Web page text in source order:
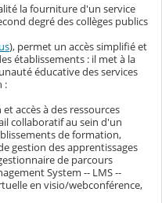
la fourniture d'un service
degré des collèges publics
), permet un accès simplifié et
établissements : il met à la
éducative des services
:
accès à des ressources
collaboratif au sein d'un
de formation,
gestion des apprentissages
de parcours
System -- LMS --
en visio/webconférence,